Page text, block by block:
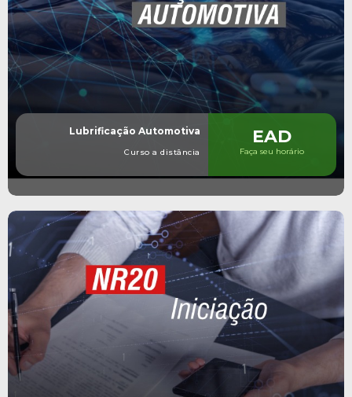
Lubrificação Automotiva
Curso a distância
EAD
Faça seu horário